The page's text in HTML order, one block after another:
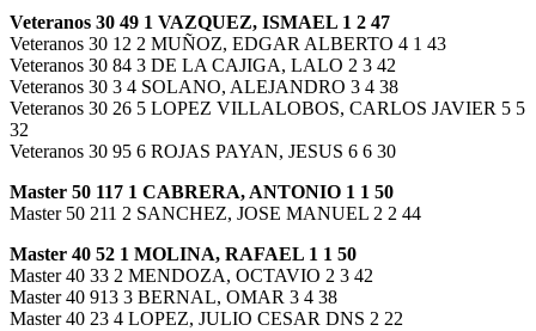
Veteranos 30 49 1 VAZQUEZ, ISMAEL 1 2 47
Veteranos 30 12 2 MUÑOZ, EDGAR ALBERTO 4 1 43
Veteranos 30 84 3 DE LA CAJIGA, LALO 2 3 42
Veteranos 30 3 4 SOLANO, ALEJANDRO 3 4 38
Veteranos 30 26 5 LOPEZ VILLALOBOS, CARLOS JAVIER 5 5
32
Veteranos 30 95 6 ROJAS PAYAN, JESUS 6 6 30
Master 50 117 1 CABRERA, ANTONIO 1 1 50
Master 50 211 2 SANCHEZ, JOSE MANUEL 2 2 44
Master 40 52 1 MOLINA, RAFAEL 1 1 50
Master 40 33 2 MENDOZA, OCTAVIO 2 3 42
Master 40 913 3 BERNAL, OMAR 3 4 38
Master 40 23 4 LOPEZ, JULIO CESAR DNS 2 22